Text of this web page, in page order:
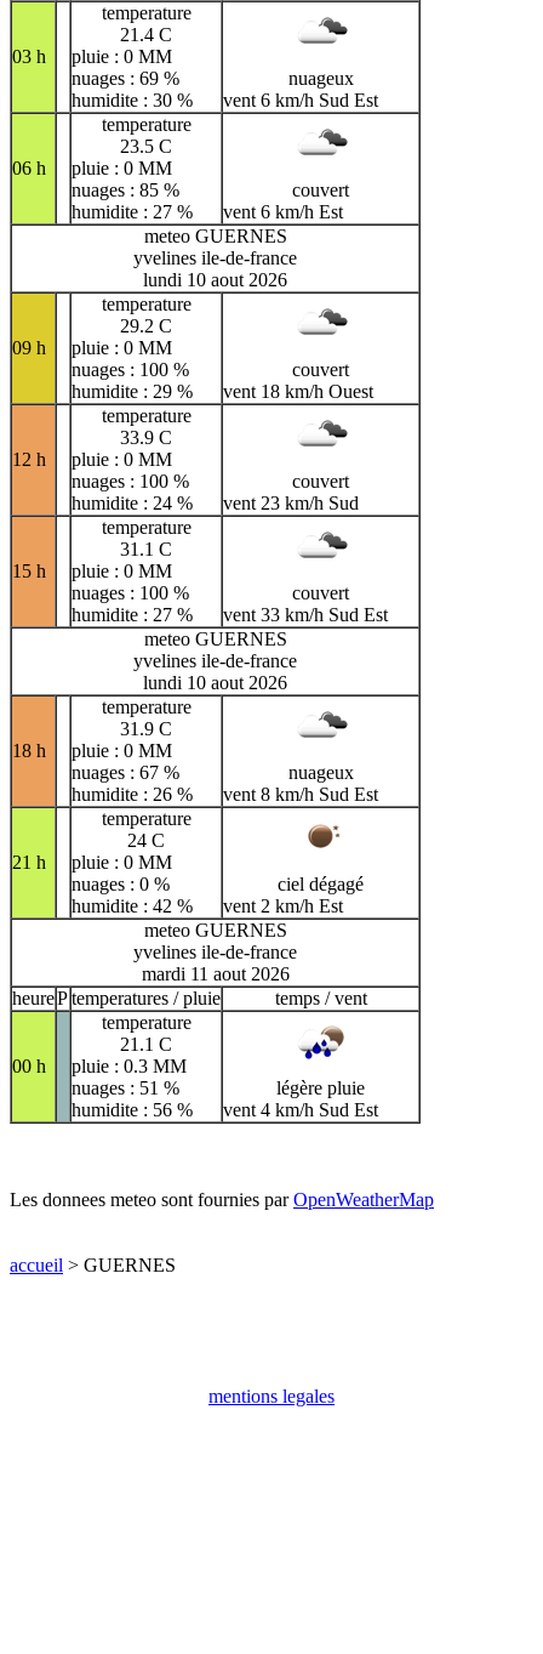
03 h
temperature
21.4 C
pluie : 0 MM
nuages : 69 %
humidite : 30 %
nuageux
vent 6 km/h Sud Est
06 h
temperature
23.5 C
pluie : 0 MM
nuages : 85 %
humidite : 27 %
couvert
vent 6 km/h Est
meteo GUERNES
yvelines ile-de-france
lundi 10 aout 2026
09 h
temperature
29.2 C
pluie : 0 MM
nuages : 100 %
humidite : 29 %
couvert
vent 18 km/h Ouest
12 h
temperature
33.9 C
pluie : 0 MM
nuages : 100 %
humidite : 24 %
couvert
vent 23 km/h Sud
15 h
temperature
31.1 C
pluie : 0 MM
nuages : 100 %
humidite : 27 %
couvert
vent 33 km/h Sud Est
meteo GUERNES
yvelines ile-de-france
lundi 10 aout 2026
18 h
temperature
31.9 C
pluie : 0 MM
nuages : 67 %
humidite : 26 %
nuageux
vent 8 km/h Sud Est
21 h
temperature
24 C
pluie : 0 MM
nuages : 0 %
humidite : 42 %
ciel dégagé
vent 2 km/h Est
meteo GUERNES
yvelines ile-de-france
mardi 11 aout 2026
heurePtemperatures / pluie temps / vent
00 h
temperature
21.1 C
pluie : 0.3 MM
nuages : 51 %
humidite : 56 %
légère pluie
vent 4 km/h Sud Est
Les donnees meteo sont fournies parOpenWeatherMap
accueil > GUERNES
mentions legales